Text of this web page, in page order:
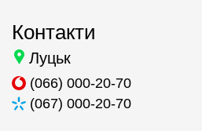
Контакти
Луцьк
(066) 000-20-70
(067) 000-20-70